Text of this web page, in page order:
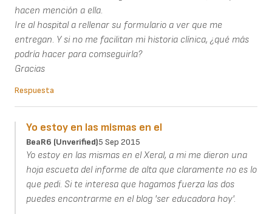
hacen mención a ella.
Ire al hospital a rellenar su formulario a ver que me
entregan. Y si no me facilitan mi historia clínica, ¿qué más
podría hacer para comseguirla?
Gracias
Respuesta
Yo estoy en las mismas en el
BeaR6 (unverified)5 Sep 2015
Yo estoy en las mismas en el Xeral, a mi me dieron una
hoja escueta del informe de alta que claramente no es lo
que pedi. Si te interesa que hagamos fuerza las dos
puedes encontrarme en el blog 'ser educadora hoy'.